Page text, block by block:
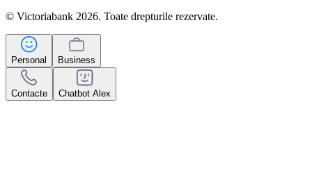
© Victoriabank 2026. Toate drepturile rezervate.
Personal Business
Contacte Chatbot Alex